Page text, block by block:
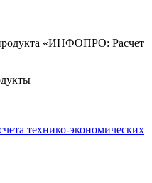
«ИНФОПРО: Расчет
технико-экономических